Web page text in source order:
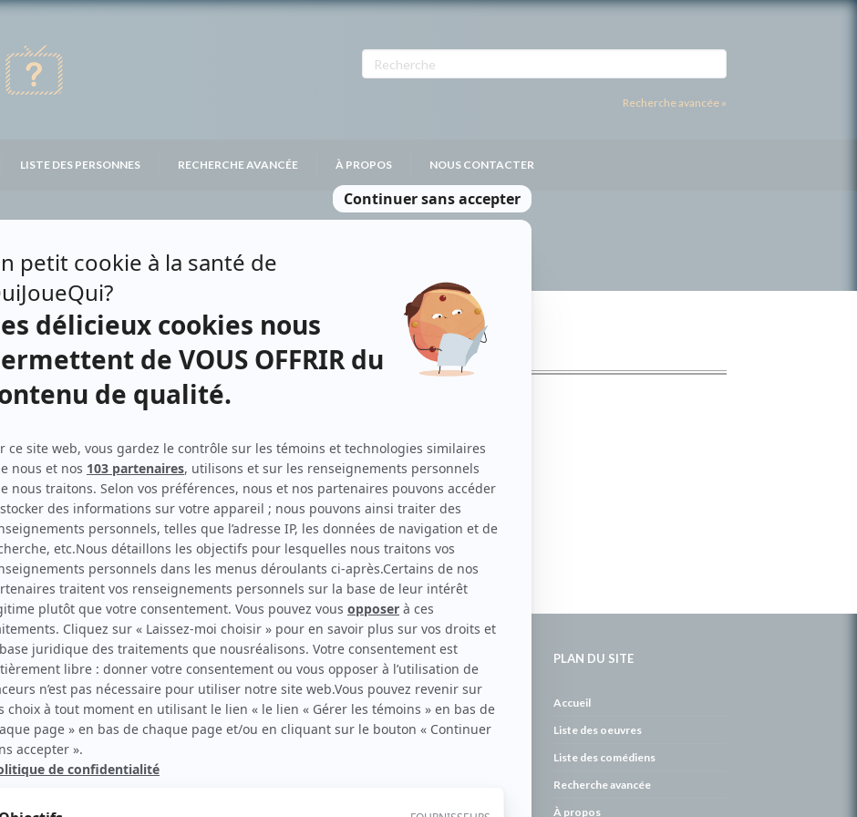
Recherche avancée »
LISTE DES PERSONNES RECHERCHE AVANCÉE À PROPOS NOUS CONTACTER
Personnages
Groupe de soutien(Membre du groupe des AA)
Désobéir: le choix de Chantale Daigle(Chauffeur de taxi)
Détox(Enquêteur )
Therrien carbure à son petit écran. Celui qu’on surnomme parfois «l’encyclopédie de
de 1996 à 2001. Sa spécialité: la télé québécoise. On peut l’entendre régulièrement
PLAN DU SITE
Accueil
Liste des oeuvres
Liste des comédiens
Recherche avancée
À propos